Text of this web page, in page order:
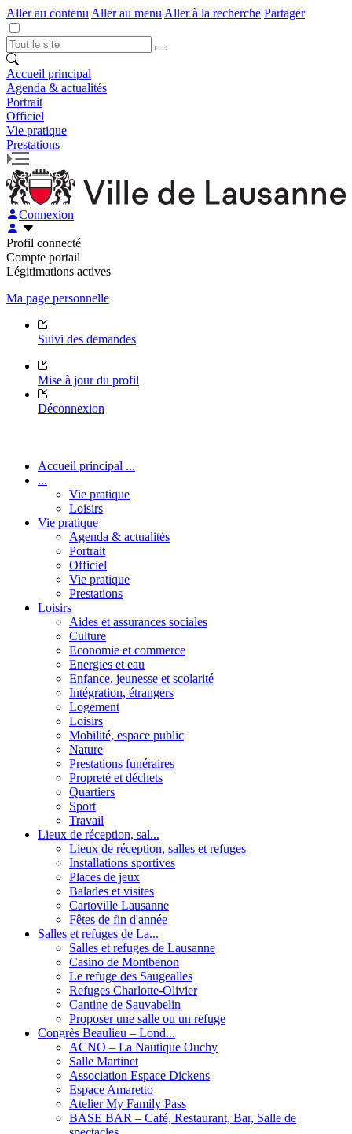
Aller au contenu Aller au menu Aller à la recherche Partager
Accueil principal
Agenda & actualités
Portrait
Officiel
Vie pratique
Prestations
Connexion
Profil connecté
Compte portail
Légitimations actives
Ma page personnelle
Suivi des demandes
Mise à jour du profil
Déconnexion
Accueil principal ...
...
Vie pratique
Loisirs
Vie pratique
Agenda & actualités
Portrait
Officiel
Vie pratique
Prestations
Loisirs
Aides et assurances sociales
Culture
Economie et commerce
Energies et eau
Enfance, jeunesse et scolarité
Intégration, étrangers
Logement
Loisirs
Mobilité, espace public
Nature
Prestations funéraires
Propreté et déchets
Quartiers
Sport
Travail
Lieux de réception, sal...
Lieux de réception, salles et refuges
Installations sportives
Places de jeux
Balades et visites
Cartoville Lausanne
Fêtes de fin d'année
Salles et refuges de La...
Salles et refuges de Lausanne
Casino de Montbenon
Le refuge des Saugealles
Refuges Charlotte-Olivier
Cantine de Sauvabelin
Proposer une salle ou un refuge
Congrès Beaulieu – Lond...
ACNO – La Nautique Ouchy
Salle Martinet
Association Espace Dickens
Espace Amaretto
Atelier My Family Pass
BASE BAR – Café, Restaurant, Bar, Salle de